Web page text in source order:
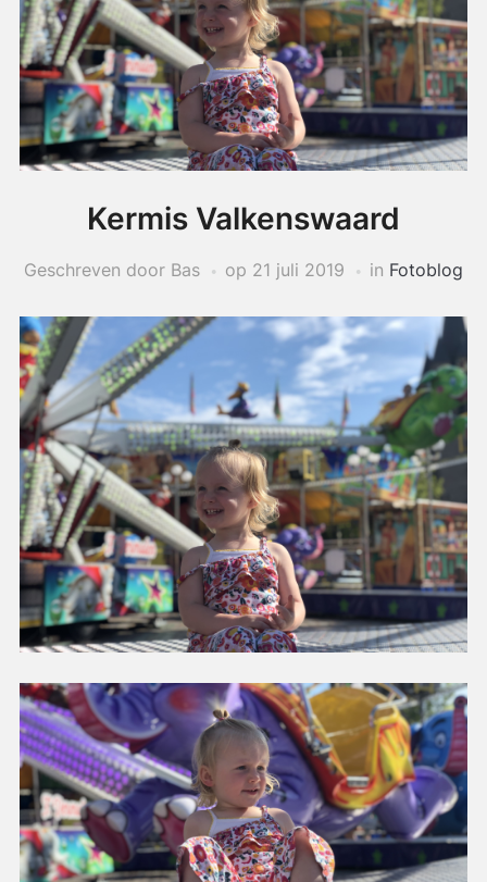
Kermis Valkenswaard
Geschreven door Bas op 21 juli 2019 in Fotoblog